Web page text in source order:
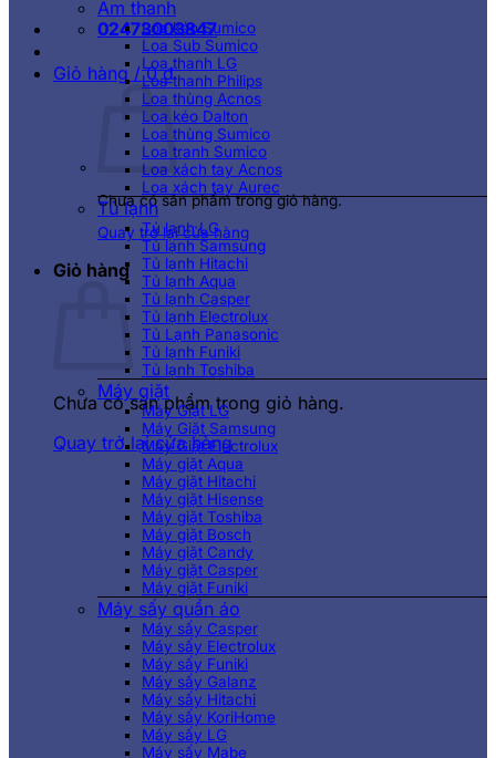
02473003847
Giỏ hàng /0₫
Chưa có sản phẩm trong giỏ hàng.
Quay trở lại cửa hàng
Giỏ hàng
Chưa có sản phẩm trong giỏ hàng.
Quay trở lại cửa hàng
Âm thanh
Loa kéo Sumico
Loa Sub Sumico
Loa thanh LG
Loa thanh Philips
Loa thùng Acnos
Loa kéo Dalton
Loa thùng Sumico
Loa tranh Sumico
Loa xách tay Acnos
Loa xách tay Aurec
Tủ lạnh
Tủ lạnh LG
Tủ lạnh Samsung
Tủ lạnh Hitachi
Tủ lạnh Aqua
Tủ lạnh Casper
Tủ lạnh Electrolux
Tủ Lạnh Panasonic
Tủ lạnh Funiki
Tủ lạnh Toshiba
Máy giặt
Máy Giặt LG
Máy Giặt Samsung
Máy Giặt Electrolux
Máy giặt Aqua
Máy giặt Hitachi
Máy giặt Hisense
Máy giặt Toshiba
Máy giặt Bosch
Máy giặt Candy
Máy giặt Casper
Máy giặt Funiki
Máy sấy quần áo
Máy sấy Casper
Máy sấy Electrolux
Máy sấy Funiki
Máy sấy Galanz
Máy sấy Hitachi
Máy sấy KoriHome
Máy sấy LG
Máy sấy Mabe